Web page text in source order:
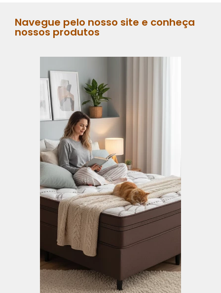
Navegue pelo nosso site e conheça
nossos produtos